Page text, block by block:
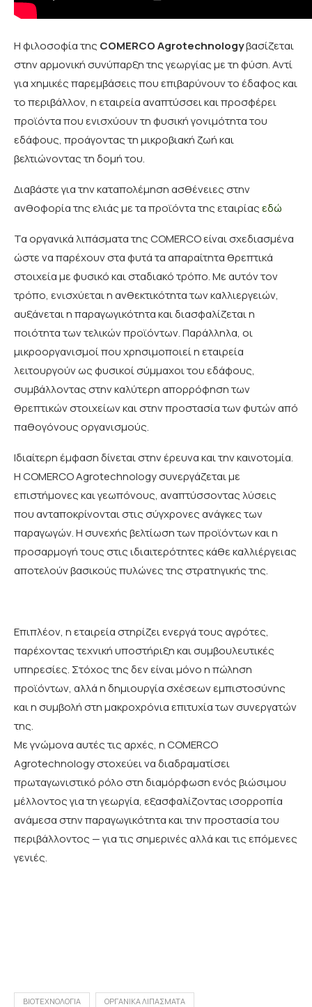
Η φιλοσοφία της COMERCO Agrotechnologyβασίζεται
στην αρμονική συνύπαρξη της γεωργίας με τη φύση. Αντί
για χημικές παρεμβάσεις που επιβαρύνουν το έδαφος και
το περιβάλλον, η εταιρεία αναπτύσσει και προσφέρει
προϊόντα που ενισχύουν τη φυσική γονιμότητα του
εδάφους, προάγοντας τη μικροβιακή ζωή και
βελτιώνοντας τη δομή του.
Διαβάστε για την καταπολέμηση ασθένειες στην
ανθοφορία της ελιάς με τα προϊόντα της εταιρίαςεδώ
Τα οργανικά λιπάσματα της COMERCO είναι σχεδιασμένα
ώστε να παρέχουν στα φυτά τα απαραίτητα θρεπτικά
στοιχεία με φυσικό και σταδιακό τρόπο. Με αυτόν τον
τρόπο, ενισχύεται η ανθεκτικότητα των καλλιεργειών,
αυξάνεται η παραγωγικότητα και διασφαλίζεται η
ποιότητα των τελικών προϊόντων. Παράλληλα, οι
μικροοργανισμοί που χρησιμοποιεί η εταιρεία
λειτουργούν ως φυσικοί σύμμαχοι του εδάφους,
συμβάλλοντας στην καλύτερη απορρόφηση των
θρεπτικών στοιχείων και στην προστασία των φυτών από
παθογόνους οργανισμούς.
Ιδιαίτερη έμφαση δίνεται στην έρευνα και την καινοτομία.
Η COMERCO Agrotechnology συνεργάζεται με
επιστήμονες και γεωπόνους, αναπτύσσοντας λύσεις
που ανταποκρίνονται στις σύγχρονες ανάγκες των
παραγωγών. Η συνεχής βελτίωση των προϊόντων και η
προσαρμογή τους στις ιδιαιτερότητες κάθε καλλιέργειας
αποτελούν βασικούς πυλώνες της στρατηγικής της.
Επιπλέον, η εταιρεία στηρίζει ενεργά τους αγρότες,
παρέχοντας τεχνική υποστήριξη και συμβουλευτικές
υπηρεσίες. Στόχος της δεν είναι μόνο η πώληση
προϊόντων, αλλά η δημιουργία σχέσεων εμπιστοσύνης
και η συμβολή στη μακροχρόνια επιτυχία των συνεργατών
της.
Με γνώμονα αυτές τις αρχές, η COMERCO
Agrotechnology στοχεύει να διαδραματίσει
πρωταγωνιστικό ρόλο στη διαμόρφωση ενός βιώσιμου
μέλλοντος για τη γεωργία, εξασφαλίζοντας ισορροπία
ανάμεσα στην παραγωγικότητα και την προστασία του
περιβάλλοντος — για τις σημερινές αλλά και τις επόμενες
γενιές.
ΒΙΟΤΕΧΝΟΛΟΓΙΑ ΟΡΓΑΝΙΚΑ ΛΙΠΑΣΜΑΤΑ